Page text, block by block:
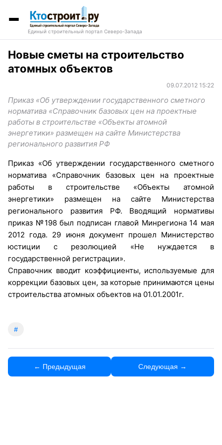
Единый строительный портал Северо-Запада
Новые сметы на строительство
атомных объектов
09.07.2012 15:22
Приказ «Об утверждении государственного сметного
норматива «Справочник базовых цен на проектные
работы в строительстве «Объекты атомной
энергетики» размещен на сайте Министерства
регионального развития РФ
Приказ «Об утверждении государственного сметного
норматива «Справочник базовых цен на проектные
работы в строительстве «Объекты атомной
энергетики» размещен на сайте Министерства
регионального развития РФ. Вводящий нормативы
приказ №198 был подписан главой Минрегиона 14 мая
2012 года. 29 июня документ прошел Министерство
юстиции с резолюцией «Не нуждается в
государственной регистрации».
Справочник вводит коэффициенты, используемые для
коррекции базовых цен, за которые принимаются цены
строительства атомных объектов на 01.01.2001г.
#
← Предыдущая Следующая →